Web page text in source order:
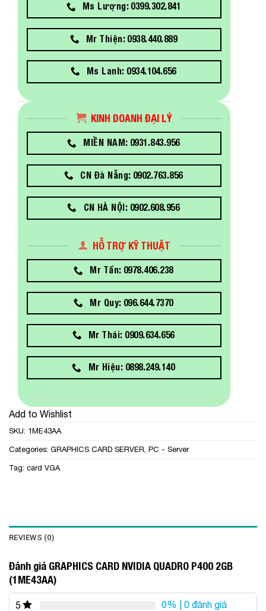
Ms Lượng: 0399.302.841
Mr Thiện: 0938.440.889
Ms Lanh: 0934.104.656
KINH DOANH ĐẠI LÝ
MIỀN NAM: 0931.843.956
CN Đà Nẵng: 0902.763.856
CN HÀ NỘI: 0902.608.956
HỖ TRỢ KỸ THUẬT
Mr Tấn: 0978.406.238
Mr Quy: 096.644.7370
Mr Thái: 0909.634.656
Mr Hiệu: 0898.249.140
Add to Wishlist
SKU: 1ME43AA
Categories: GRAPHICS CARD SERVER PC - Server
Tag: card VGA
REVIEWS (0)
Đánh giá GRAPHICS CARD NVIDIA QUADRO P400 2GB
(1ME43AA)
5 0% | 0 đánh giá